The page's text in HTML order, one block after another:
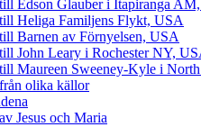
Edson Glauber i Itapiranga
Heliga Familjens Flykt, USA
Barnen av Förnyelsen, USA
John Leary i Rochester NY,
Maureen Sweeney-Kyle i
olika källor
Jesus och Maria